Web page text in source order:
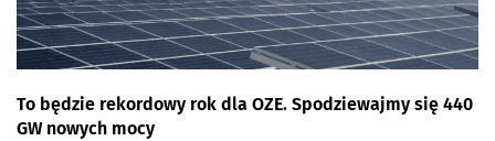
To będzie rekordowy rok dla OZE. Spodziewajmy się 440
GW nowych mocy